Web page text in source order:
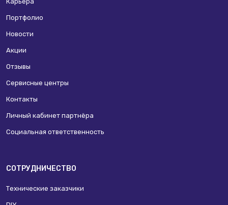
Портфолио
Новости
Акции
Отзывы
Сервисные центры
Контакты
Личный кабинет партнёра
Социальная ответственность
СОТРУДНИЧЕСТВО
Технические заказчики